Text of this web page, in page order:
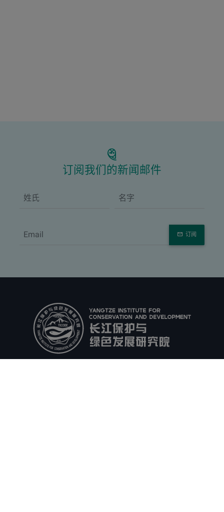
订阅我们的新闻邮件
订阅